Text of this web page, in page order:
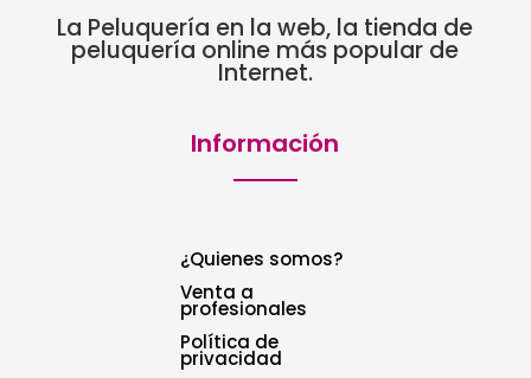
La Peluquería en la web, la tienda de
peluquería online más popular de
Internet.
Información
¿Quienes somos?
Venta a
profesionales
Política de
privacidad